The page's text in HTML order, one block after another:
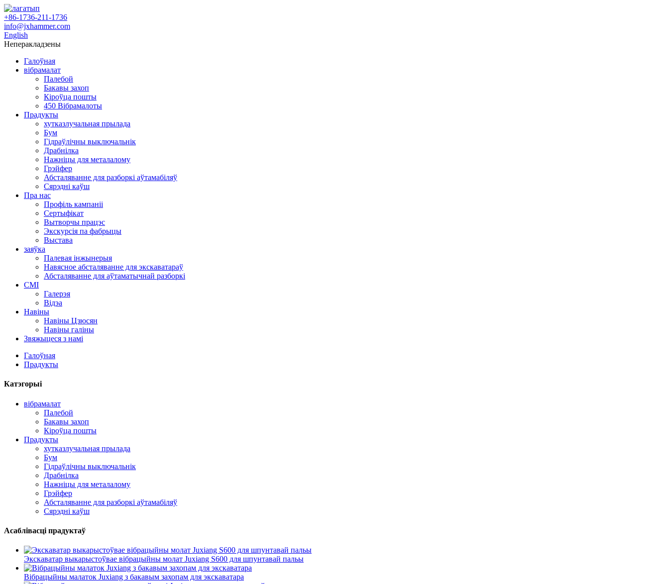
+86-1736-211-1736
info@jxhammer.com
English
Неперакладзены
Галоўная
вібрамалат
Палебой
Бакавы захоп
Кіроўца пошты
450 Вібрамалоты
Прадукты
хутказлучальная прылада
Бум
Гідраўлічны выключальнік
Драбнілка
Нажніцы для металалому
Грэйфер
Абсталяванне для разборкі аўтамабіляў
Сярэдні каўш
Пра нас
Профіль кампаніі
Сертыфікат
Вытворчы працэс
Экскурсія па фабрыцы
Выстава
заяўка
Палевая інжынерыя
Навясное абсталяванне для экскаватараў
Абсталяванне для аўтаматычнай разборкі
СМІ
Галерэя
Відэа
Навіны
Навіны Цзюсян
Навіны галіны
Звяжыцеся з намі
Галоўная
Прадукты
Катэгорыі
вібрамалат
Палебой
Бакавы захоп
Кіроўца пошты
Прадукты
хутказлучальная прылада
Бум
Гідраўлічны выключальнік
Драбнілка
Нажніцы для металалому
Грэйфер
Абсталяванне для разборкі аўтамабіляў
Сярэдні каўш
Асаблівасці прадуктаў
Экскаватар выкарыстоўвае вібрацыйны молат Juxiang S600 для шпунтавай пальы
Вібрацыйны малаток Juxiang з бакавым захопам для экскаватара